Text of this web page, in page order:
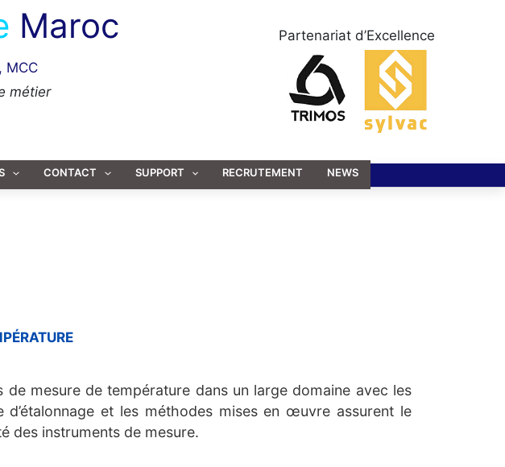
Maroc
MCC
métier
Partenariat d’Excellence
CONTACT SUPPORT RECRUTEMENT NEWS
mesure de température dans un large domaine avec les
et les méthodes mises en œuvre assurent le
des instruments de mesure.